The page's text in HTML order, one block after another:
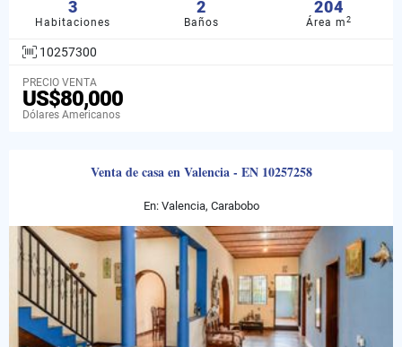
3
Habitaciones
2
Baños
204
Área m2
10257300
PRECIO VENTA
US$80,000
Dólares Americanos
Venta de casa en Valencia - EN 10257258
En: Valencia, Carabobo